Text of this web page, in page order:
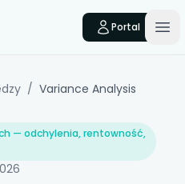
Portal
/ Variance Analysis
— odchylenia, rentowność,